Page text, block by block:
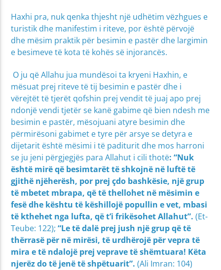
Haxhi pra, nuk qenka thjesht një udhëtim vëzhgues e
turistik dhe manifestim i riteve, por është përvojë
dhe mësim praktik për besimin e pastër dhe largimin
e besimeve të kota të kohës së injorancës.
O ju që Allahu jua mundësoi ta kryeni Haxhin, e
mësuat prej riteve të tij besimin e pastër dhe i
vërejtët të tjerët qofshin prej vendit të juaj apo prej
ndonjë vendi tjetër se kanë gabime që bien ndesh me
besimin e pastër, mësojuani atyre besimin dhe
përmirësoni gabimet e tyre për arsye se detyra e
dijetarit është mësimi i të paditurit dhe mos harroni
se ju jeni përgjegjës para Allahut i cili thotë: “Nuk
është mirë që besimtarët të shkojnë në luftë të
gjithë njëherësh, por prej çdo bashkësie, një grup
të mbetet mbrapa, që të thellohet në mësimin e
fesë dhe kështu të këshillojë popullin e vet, mbasi
të kthehet nga lufta, që t’i frikësohet Allahut”. (Et-
Teube: 122);“Le të dalë prej jush një grup që të
thërrasë për në mirësi, të urdhërojë për vepra të
mira e të ndalojë prej veprave të shëmtuara! Këta
njerëz do të jenë të shpëtuarit”.(Ali Imran: 104)